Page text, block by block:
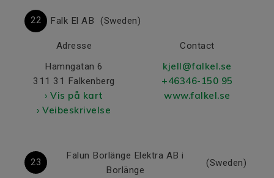
22 Falk El AB (Sweden)
Adresse
Hamngatan 6
311 31 Falkenberg
› Vis på kart
› Veibeskrivelse
Contact
kjell@falkel.se
+46346-150 95
www.falkel.se
23
Falun Borlänge Elektra AB i
Borlänge
(Sweden)